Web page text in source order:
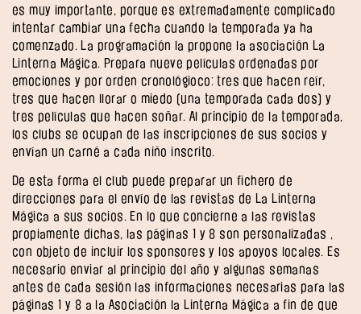
es muy importante, porque es extremadamente complicado
intentar cambiar una fecha cuando la temporada ya ha
comenzado. La programación la propone la asociación La
Linterna Mágica. Prepara nueve películas ordenadas por
emociones y por orden cronológioco: tres que hacen reír,
tres que hacen llorar o miedo (una temporada cada dos) y
tres películas que hacen soñar. Al principio de la temporada,
los clubs se ocupan de las inscripciones de sus socios y
envían un carné a cada niño inscrito.
De esta forma el club puede preparar un fichero de
direcciones para el envío de las revistas de La Linterna
Mágica a sus socios. En lo que concierne a las revistas
propiamente dichas, las páginas 1 y 8 son personalizadas ,
con objeto de incluir los sponsores y los apoyos locales. Es
necesario enviar al principio del año y algunas semanas
antes de cada sesión las informaciones necesarias para las
páginas 1 y 8 a la Asociación la Linterna Mágica a fin de que